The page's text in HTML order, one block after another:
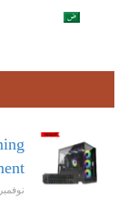
نوفمبر 21, 2025